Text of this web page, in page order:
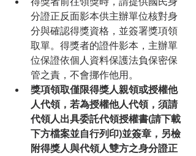
分證正反面影本供主辦單位核對身
分與確認得獎資格，並簽署獎項領
取單。得獎者的證件影本，主辦單
位保證依個人資料保護法負保密保
管之責，不會挪作他用。
獎項領取僅限得獎人親領或授權他
人代領，若為授權他人代領，須請
代領人出具委託代領授權書(請下載
下方檔案並自行列印)並簽章，另檢
附得獎人與代領人雙方之身分證正